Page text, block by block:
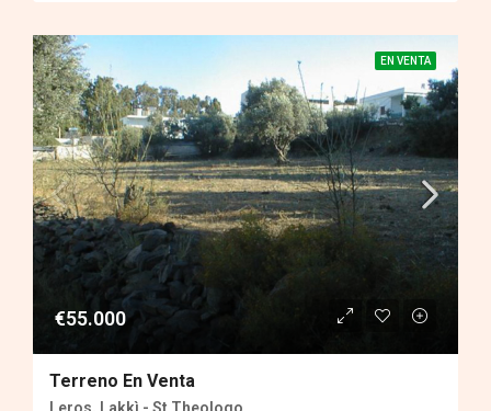
EN VENTA
€55.000
Terreno En Venta